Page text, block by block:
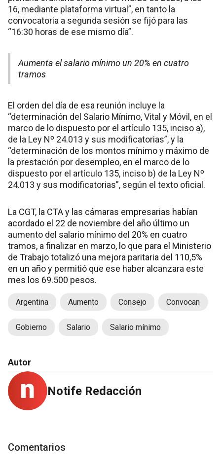
16, mediante plataforma virtual”, en tanto la
convocatoria a segunda sesión se fijó para las
“16:30 horas de ese mismo día”.
Aumenta el salario mínimo un 20% en cuatro
tramos
El orden del día de esa reunión incluye la
“determinación del Salario Mínimo, Vital y Móvil, en el
marco de lo dispuesto por el artículo 135, inciso a),
de la Ley Nº 24.013 y sus modificatorias”, y la
“determinación de los montos mínimo y máximo de
la prestación por desempleo, en el marco de lo
dispuesto por el artículo 135, inciso b) de la Ley Nº
24.013 y sus modificatorias”, según el texto oficial.
La CGT, la CTA y las cámaras empresarias habían
acordado el 22 de noviembre del año último un
aumento del salario mínimo del 20% en cuatro
tramos, a finalizar en marzo, lo que para el Ministerio
de Trabajo totalizó una mejora paritaria del 110,5%
en un año y permitió que ese haber alcanzara este
mes los 69.500 pesos.
Argentina Aumento Consejo Convocan
Gobierno Salario Salario mínimo
Autor
Notife Redacción
Comentarios